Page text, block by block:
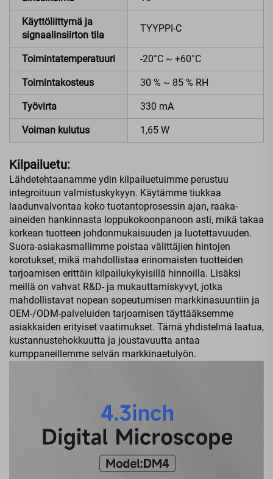
Käyttöliittymä ja
signaalinsiirton tila
TYYPPI-C
Toimintatemperatuuri -20°C ~ +60°C
Toimintakosteus 30 % ~ 85 % RH
Työvirta 330 mA
Voiman kulutus 1,65 W
Kilpailuetu:
Lähdetehtaanamme ydin kilpailuetuimme perustuu
integroituun valmistuskykyyn. Käytämme tiukkaa
laadunvalvontaa koko tuotantoprosessin ajan, raaka-
aineiden hankinnasta loppukokoonpanoon asti, mikä takaa
korkean tuotteen johdonmukaisuuden ja luotettavuuden.
Suora-asiakasmallimme poistaa välittäjien hintojen
korotukset, mikä mahdollistaa erinomaisten tuotteiden
tarjoamisen erittäin kilpailukykyisillä hinnoilla. Lisäksi
meillä on vahvat R&D- ja mukauttamiskyvyt, jotka
mahdollistavat nopean sopeutumisen markkinasuuntiin ja
OEM-/ODM-palveluiden tarjoamisen täyttääksemme
asiakkaiden erityiset vaatimukset. Tämä yhdistelmä laatua,
kustannustehokkuutta ja joustavuutta antaa
kumppaneillemme selvän markkinaetulyön.